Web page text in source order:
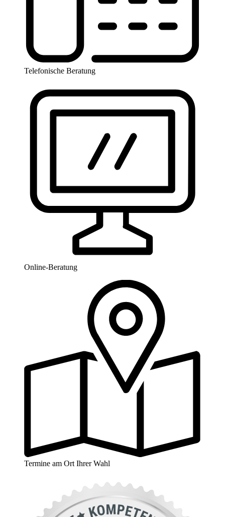
Telefonische Beratung
Online-Beratung
Termine am Ort Ihrer Wahl